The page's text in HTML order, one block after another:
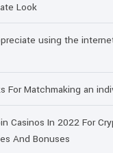
Look
using the
For Matchmaking an
Casinos In 2022 For
And Bonuses